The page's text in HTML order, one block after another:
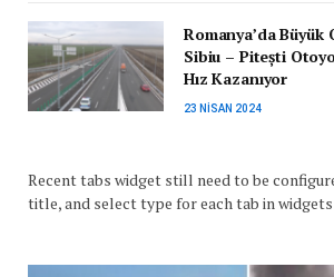
Romanya’da
Sibiu – Pitești
Hız Kazanıyor
23 NISAN 2024
Recent tabs widget still need to be
title, and select type for each tab in widgets